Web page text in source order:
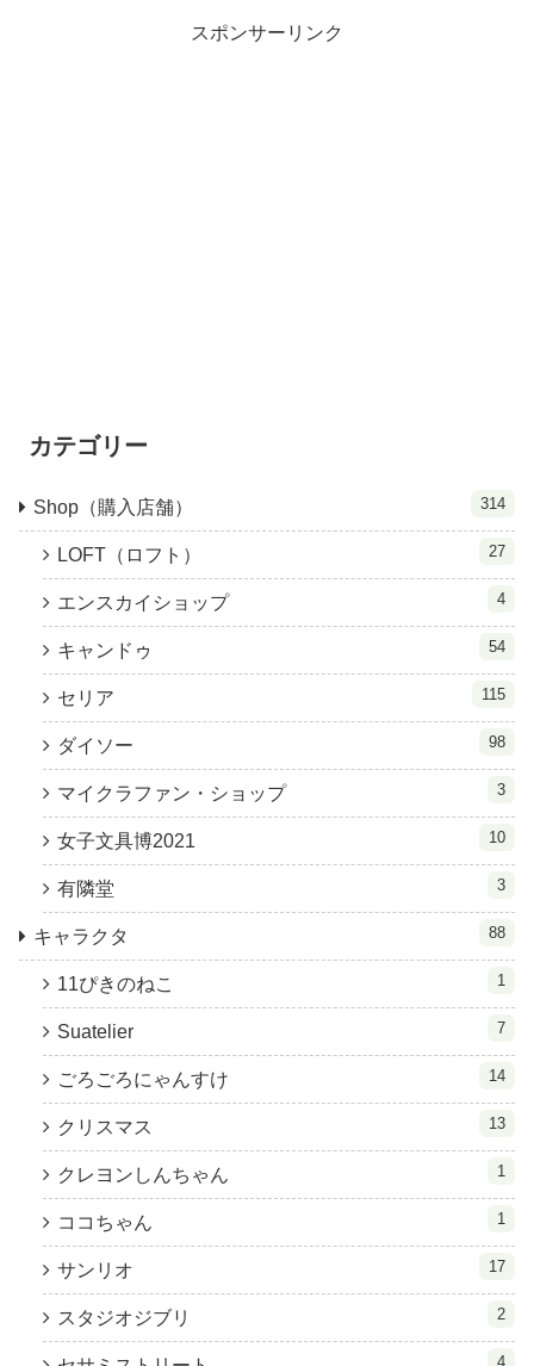
スポンサーリンク
カテゴリー
Shop（購入店舗） 314
LOFT（ロフト） 27
エンスカイショップ 4
キャンドゥ 54
セリア 115
ダイソー 98
マイクラファン・ショップ 3
女子文具博2021 10
有隣堂 3
キャラクタ 88
11ぴきのねこ 1
Suatelier 7
ごろごろにゃんすけ 14
クリスマス 13
クレヨンしんちゃん 1
ココちゃん 1
サンリオ 17
スタジオジブリ 2
4